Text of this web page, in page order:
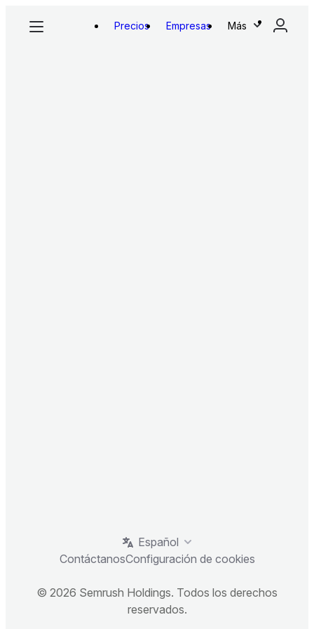
Precios Empresas Más
Español
ContáctanosConfiguración de cookies
© 2026 Semrush Holdings. Todos los derechos
reservados.